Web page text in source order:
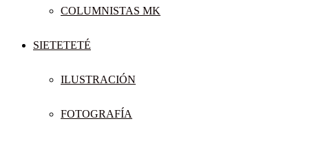
COLUMNISTAS MK
SIETETETÉ
ILUSTRACIÓN
FOTOGRAFÍA